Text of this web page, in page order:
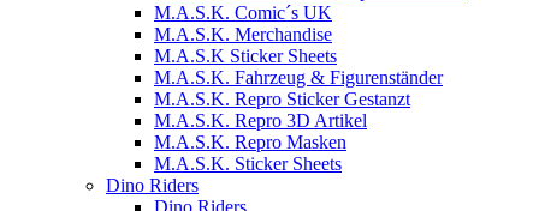
M.A.S.K. Comic´s UK
M.A.S.K. Merchandise
M.A.S.K Sticker Sheets
M.A.S.K. Fahrzeug & Figurenständer
M.A.S.K. Repro Sticker Gestanzt
M.A.S.K. Repro 3D Artikel
M.A.S.K. Repro Masken
M.A.S.K. Sticker Sheets
Dino Riders
Dino Riders